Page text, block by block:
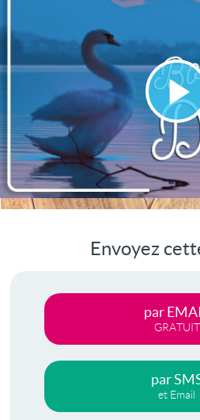
la
Envoyez
par
GRATUIT
par
et Email